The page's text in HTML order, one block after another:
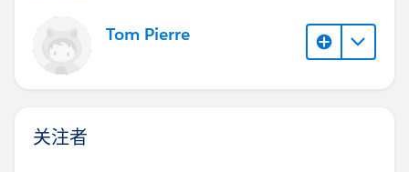
Tom Pierre
关注者